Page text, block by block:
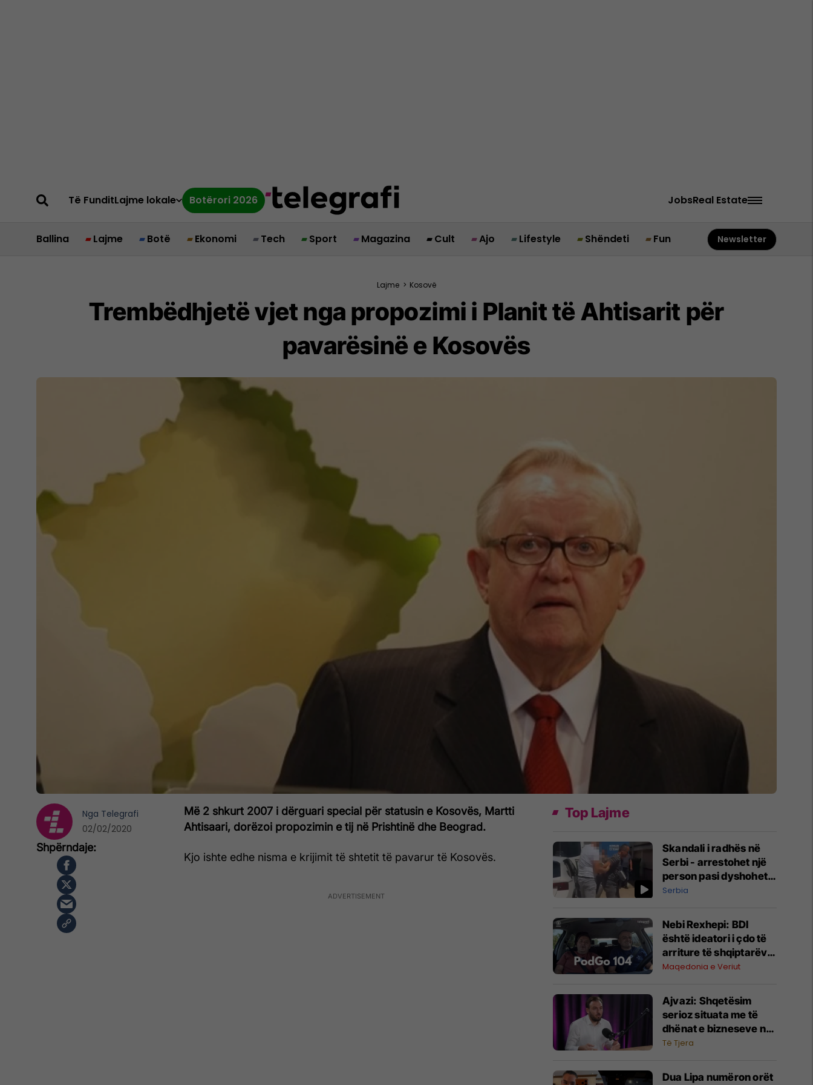
Të FunditLajme lokale Botërori 2026 JobsReal Estate
Ballina Lajme Botë Ekonomi Tech Sport Magazina Cult Ajo Lifestyle Shëndeti Fun Newsletter
Lajme > Kosovë
Trembëdhjetë vjet nga propozimi i Planit të Ahtisarit për
pavarësinë e Kosovës
Më 2 shkurt 2007 i dërguari special për statusin e Kosovës, Martti
Ahtisaari, dorëzoi propozimin e tij në Prishtinë dhe Beograd.
Kjo ishte edhe nisma e krijimit të shtetit të pavarur të Kosovës.
Nga Telegrafi
02/02/2020
Top Lajme
Skandali i radhës në
Serbi - arrestohet një
person pasi dyshohet
se dha informacione
në Kosovë
Serbia
Nebi Rexhepi: BDI
është ideatori i çdo të
arriture të shqiptarëve
në Maqedoninë e
Maqedonia e Veriut
Ajvazi: Shqetësim
serioz situata me të
dhënat e bizneseve në
faqen e ARBK-së
Të Tjera
Dua Lipa numëron orët